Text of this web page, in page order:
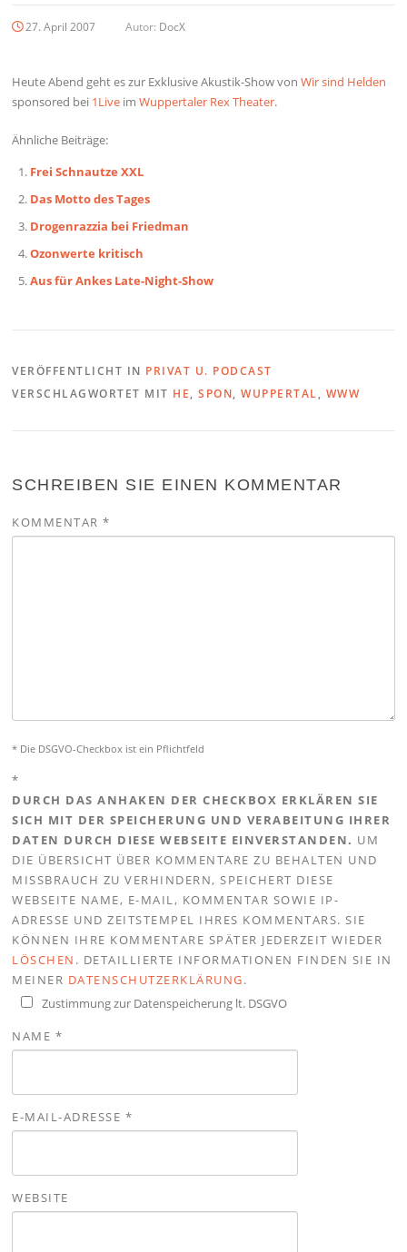
27. April 2007 Autor: DocX
Heute Abend geht es zur Exklusive Akustik-Show vonWir sind Helden
sponsored bei 1Live imWuppertaler Rex Theater.
Ähnliche Beiträge:
Frei Schnautze XXL
Das Motto des Tages
Drogenrazzia bei Friedman
Ozonwerte kritisch
Aus für Ankes Late-Night-Show
VERÖFFENTLICHT IN PRIVAT U. PODCAST
VERSCHLAGWORTET MIT HE,SPON,WUPPERTAL, WWW
SCHREIBEN SIE EINEN KOMMENTAR
KOMMENTAR*
* Die DSGVO-Checkbox ist ein Pflichtfeld
*
DURCH DAS ANHAKEN DER CHECKBOX ERKLÄREN SIE
SICH MIT DER SPEICHERUNG UND VERABEITUNG IHRER
DATEN DURCH DIESE WEBSEITE EINVERSTANDEN. UM
DIE ÜBERSICHT ÜBER KOMMENTARE ZU BEHALTEN UND
MISSBRAUCH ZU VERHINDERN, SPEICHERT DIESE
WEBSEITE NAME, E-MAIL, KOMMENTAR SOWIE IP-
ADRESSE UND ZEITSTEMPEL IHRES KOMMENTARS. SIE
KÖNNEN IHRE KOMMENTARE SPÄTER JEDERZEIT WIEDER
LÖSCHEN . DETAILLIERTE INFORMATIONEN FINDEN SIE IN
MEINER DATENSCHUTZERKLÄRUNG.
Zustimmung zur Datenspeicherung lt. DSGVO
NAME *
E-MAIL-ADRESSE *
WEBSITE